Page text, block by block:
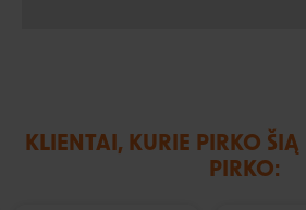
KLIENTAI, KURIE PIRKO ŠIĄ
PIRKO: